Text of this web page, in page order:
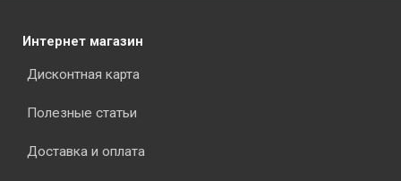
Интернет магазин
Дисконтная карта
Полезные статьи
Доставка и оплата